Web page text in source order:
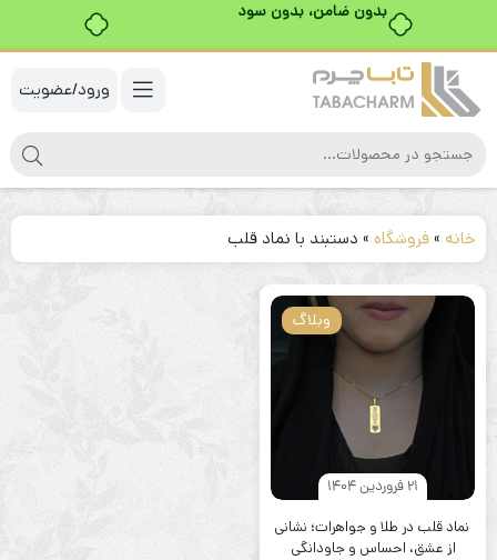
بدون ضامن، بدون سود
ورود/عضویت
خانه »فروشگاه » دستبند با نماد قلب
وبلاگ
21 فروردین 1404
نماد قلب در طلا و جواهرات؛ نشانی
از عشق، احساس و جاودانگی